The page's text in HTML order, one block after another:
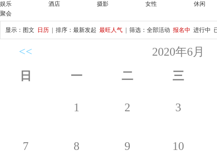
娱乐
酒店 摄影 女性
休闲
聚会
显示： 图文 日历 | 排序： 最新发起 最旺人气 | 筛选： 全部活动 报名中 进行中
<<
2020年6月
日
一 二 三
1 2 3
7 8 9 10